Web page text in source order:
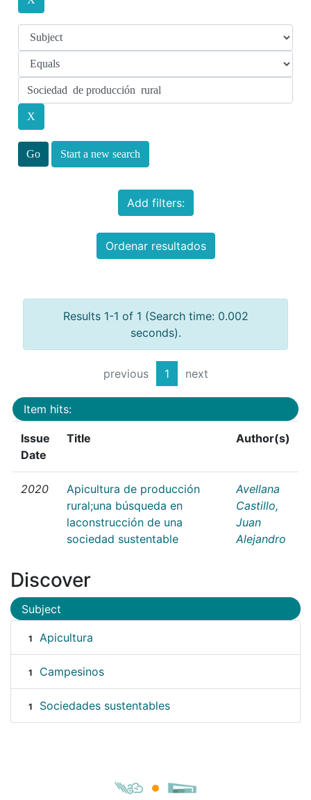
Start a new search
Add filters:
Ordenar resultados
Results 1-1 of 1 (Search time: 0.002
seconds).
previous 1 next
Item hits:
Issue
Date
Title Author(s)
2020
Apicultura de producción
rural;una búsqueda en
laconstrucción de una
sociedad sustentable
Avellana
Castillo,
Juan
Alejandro
Discover
Subject
1 Apicultura
1 Campesinos
1 Sociedades sustentables